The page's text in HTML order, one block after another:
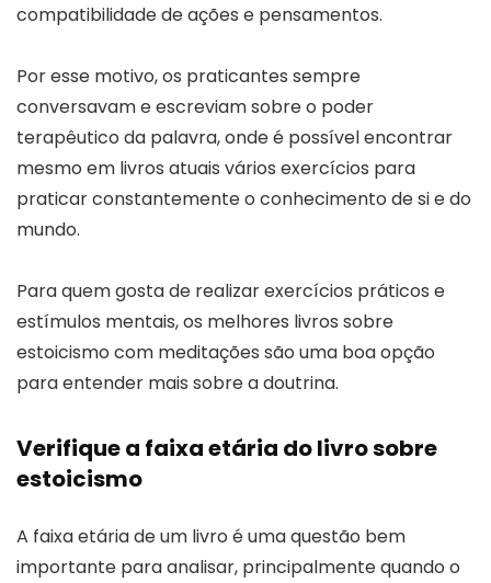
compatibilidade de ações e pensamentos.
Por esse motivo, os praticantes sempre
conversavam e escreviam sobre o poder
terapêutico da palavra, onde é possível encontrar
mesmo em livros atuais vários exercícios para
praticar constantemente o conhecimento de si e do
mundo.
Para quem gosta de realizar exercícios práticos e
estímulos mentais, os melhores livros sobre
estoicismo com meditações são uma boa opção
para entender mais sobre a doutrina.
Verifique a faixa etária do livro sobre
estoicismo
A faixa etária de um livro é uma questão bem
importante para analisar, principalmente quando o